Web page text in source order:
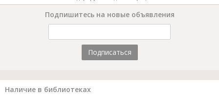
Подпишитесь на новые объявления
Подписаться
Наличие в библиотеках